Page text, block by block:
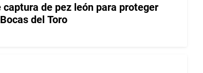
de pez león para proteger
del Toro